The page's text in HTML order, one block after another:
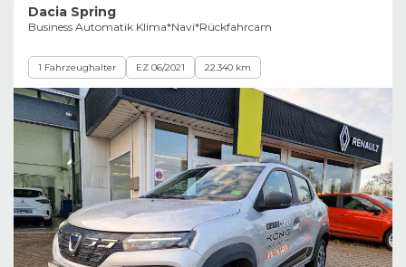
Dacia Spring
Business Automatik Klima*Navi*Rückfahrcam
1 Fahrzeughalter EZ 06/2021 22.340 km